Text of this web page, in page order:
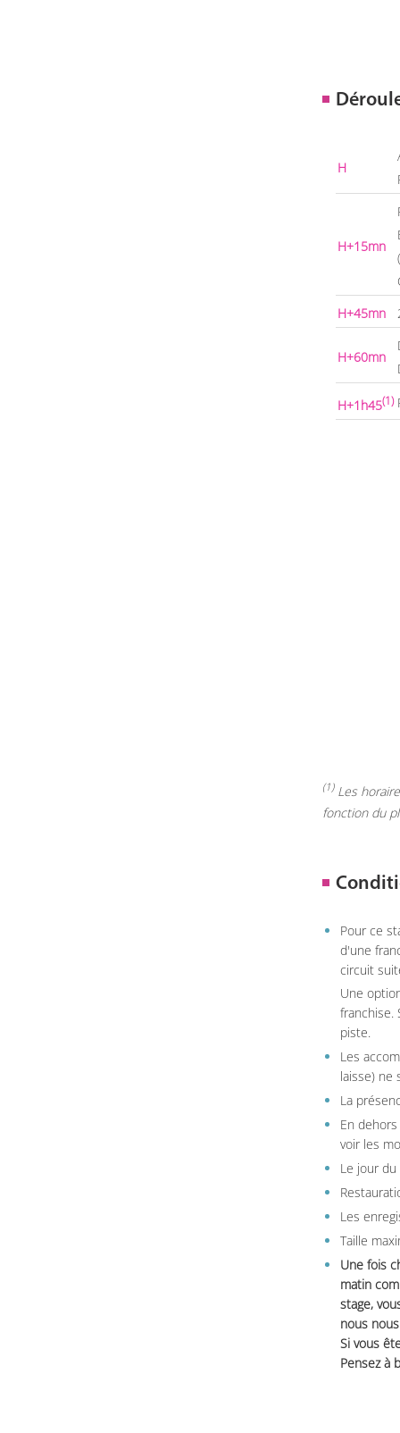
H
H+15mn
H+45mn
H+60mn
H+1h45(1)
(1)Les
fonction du
Pour ce
d'une
circuit
Une
franchise.
piste.
Les
laisse) ne
La
En
voir les
Le jour
Les
Taille
Une fois
matin
stage,
nous
Si vous
Pensez à